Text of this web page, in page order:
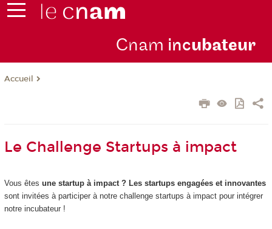
Cnam incubateur
Accueil
Le Challenge Startups à impact
Vous êtes une startup à impact ? Les startups engagées et innovantes
sont invitées à participer à notre challenge startups à impact pour intégrer
notre incubateur !